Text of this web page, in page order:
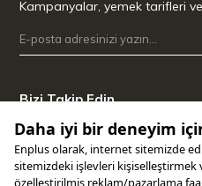
Kampanyalar, yemek tarifleri
Bizi Takip Edin